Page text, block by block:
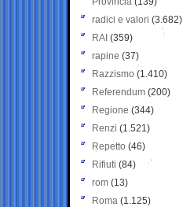
radici e valori (3.682)
RAI (359)
rapine (37)
Razzismo (1.410)
Referendum (200)
Regione (344)
Renzi (1.521)
Repetto (46)
Rifiuti (84)
rom (13)
Roma (1.125)